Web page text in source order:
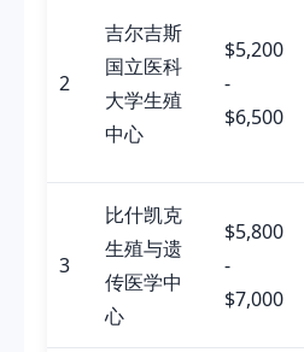
2
吉尔吉斯
国立医科
大学生殖
中心
$5,200
-
$6,500
3
比什凯克
生殖与遗
传医学中
心
$5,800
-
$7,000